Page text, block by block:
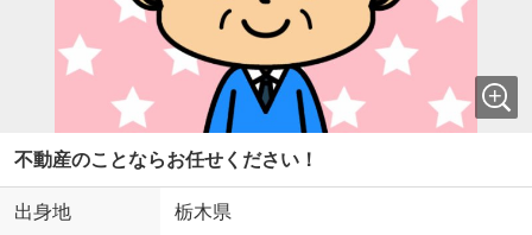
不動産のことならお任せください！
出身地 栃木県